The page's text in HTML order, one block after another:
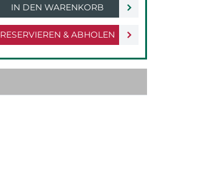
RESERVIEREN & ABHOLEN
IN DEN WARENKORB